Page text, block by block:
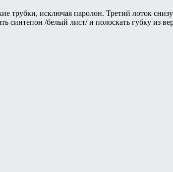
трубки, исключая паролон. Третий лоток
синтепон /белый лист/ и полоскать губку из